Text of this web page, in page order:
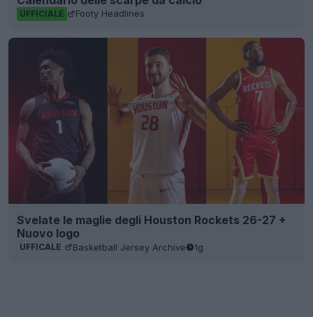
UFFICIALE Footy Headlines
Svelate le maglie degli Houston Rockets 26-27 +
Nuovo logo
UFFICALE Basketball Jersey Archive 1g